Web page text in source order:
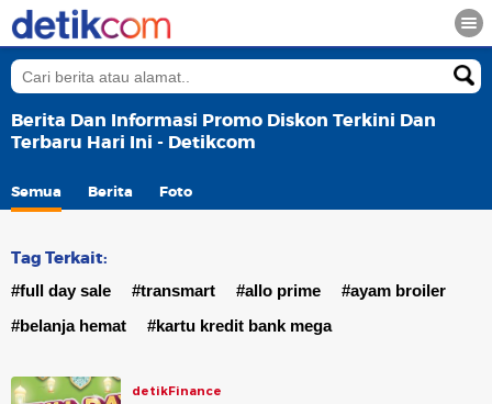
Berita Dan Informasi Promo Diskon Terkini Dan
Terbaru Hari Ini - Detikcom
Semua Berita Foto
Tag Terkait:
#full day sale #transmart #allo prime
#ayam broiler
#belanja hemat
#kartu kredit bank mega
detikFinance